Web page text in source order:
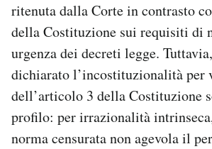
ritenuta dalla Corte in contrasto
della Costituzione sui requisiti di
urgenza dei decreti legge.
dichiarato l’incostituzionalità per
dell’articolo 3 della Costituzione
profilo: per irrazionalità
norma censurata non agevola il